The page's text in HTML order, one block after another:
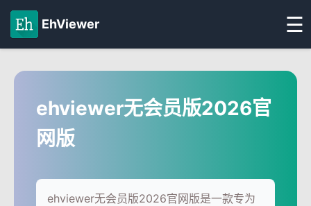
EhViewer ☰
ehviewer无会员版2026官
网版
ehviewer无会员版2026官网版是一款专为